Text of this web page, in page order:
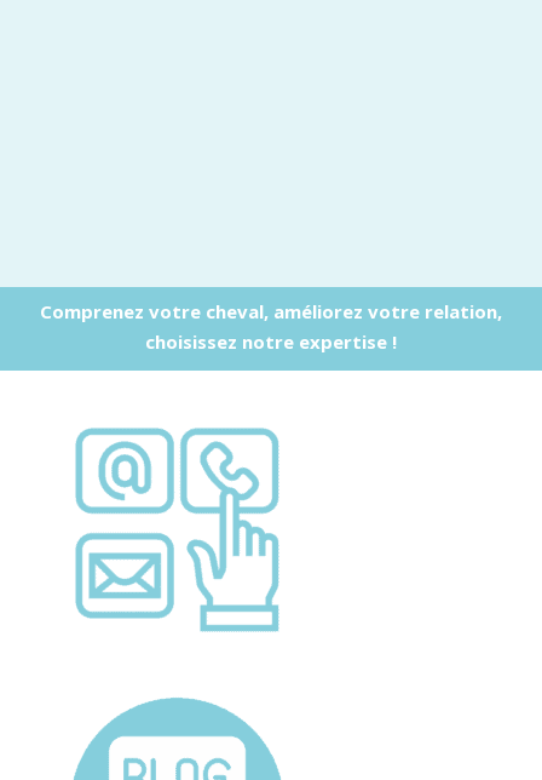
Comprenez votre cheval, améliorez votre relation,
choisissez notre expertise !